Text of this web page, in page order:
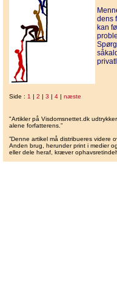
dens
kan
Side : 1 | 2 | 3 | 4 | næste
"Artikler på Visdomsnettet.dk
alene forfatterens.”
”Denne artikel må distribueres videre
Anden brug, herunder print i medier
eller dele heraf, kræver